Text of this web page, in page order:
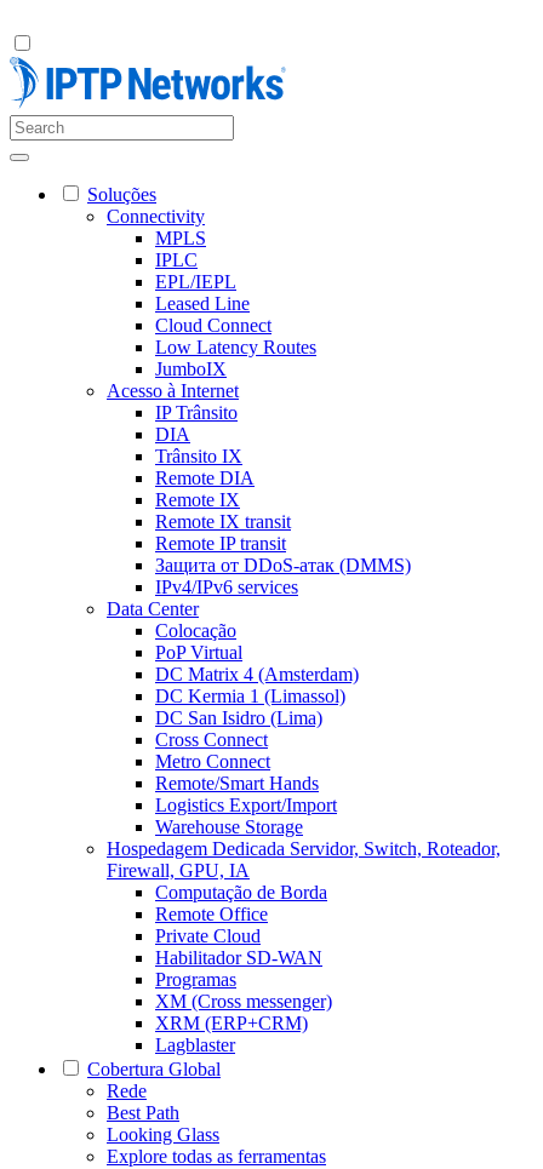
Soluções
Connectivity
MPLS
IPLC
EPL/IEPL
Leased Line
Cloud Connect
Low Latency Routes
JumboIX
Acesso à Internet
IP Trânsito
DIA
Trânsito IX
Remote DIA
Remote IX
Remote IX transit
Remote IP transit
Защита от DDoS-атак (DMMS)
IPv4/IPv6 services
Data Center
Colocação
PoP Virtual
DC Matrix 4 (Amsterdam)
DC Kermia 1 (Limassol)
DC San Isidro (Lima)
Cross Connect
Metro Connect
Remote/Smart Hands
Logistics Export/Import
Warehouse Storage
Hospedagem Dedicada Servidor, Switch, Roteador,
Firewall, GPU, IA
Computação de Borda
Remote Office
Private Cloud
Habilitador SD-WAN
Programas
XM (Cross messenger)
XRM (ERP+CRM)
Lagblaster
Cobertura Global
Rede
Best Path
Looking Glass
Explore todas as ferramentas